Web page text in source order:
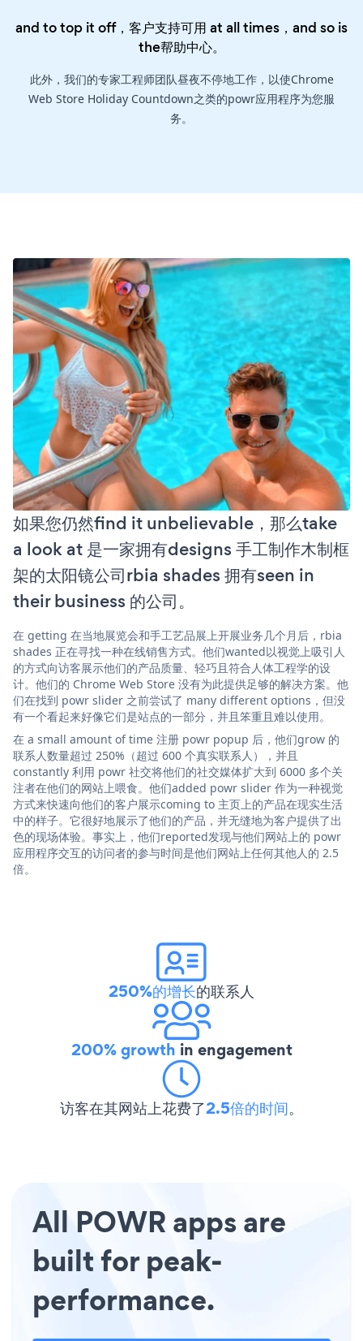
and to top it off，客户支持可用 at all times，and so is
the帮助中心。
此外，我们的专家工程师团队昼夜不停地工作，以使Chrome
Web Store Holiday Countdown之类的powr应用程序为您服
务。
如果您仍然find it unbelievable，那么take
a look at 是一家拥有designs 手工制作木制框
架的太阳镜公司rbia shades 拥有seen in
their business 的公司。
在 getting 在当地展览会和手工艺品展上开展业务几个月后，rbia
shades 正在寻找一种在线销售方式。他们wanted以视觉上吸引人
的方式向访客展示他们的产品质量、轻巧且符合人体工程学的设
计。他们的 Chrome Web Store 没有为此提供足够的解决方案。他
们在找到 powr slider 之前尝试了 many different options，但没
有一个看起来好像它们是站点的一部分，并且笨重且难以使用。
在 a small amount of time 注册 powr popup 后，他们grow 的
联系人数量超过 250%（超过 600 个真实联系人），并且
constantly 利用 powr 社交将他们的社交媒体扩大到 6000 多个关
注者在他们的网站上喂食。他们added powr slider 作为一种视觉
方式来快速向他们的客户展示coming to 主页上的产品在现实生活
中的样子。它很好地展示了他们的产品，并无缝地为客户提供了出
色的现场体验。事实上，他们reported发现与他们网站上的 powr
应用程序交互的访问者的参与时间是他们网站上任何其他人的 2.5
倍。
250%的增长的联系人
200% growth in engagement
访客在其网站上花费了2.5倍的时间。
All POWR apps are
built for peak-
performance.